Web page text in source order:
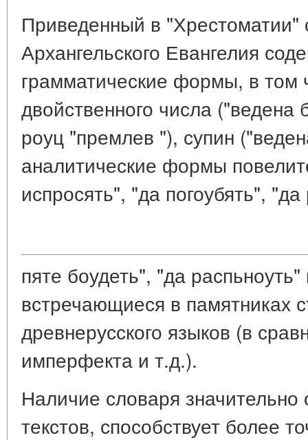
Приведенный в "Хрестоматии"
Архангельского Евангелия
грамматические формы, в
двойственного числа
роуц "премлев "), супин
аналитические формы
испросять", "да погоубять", "да
пяте боудеть", "да
встречающиеся в памятниках
древнерусского языков (в
имперфекта и т.д.).
Наличие словаря значительно
текстов, способствует более